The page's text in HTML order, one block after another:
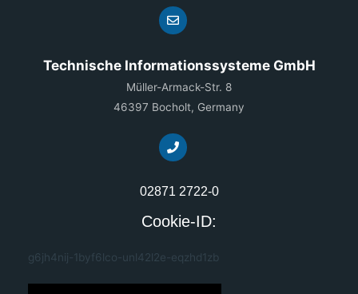
Technische Informationssysteme GmbH
Müller-Armack-Str. 8
46397 Bocholt, Germany
02871 2722-0
Cookie-ID:
g6jh4nij-1byf6lco-unl42l2e-eqzhd1zb